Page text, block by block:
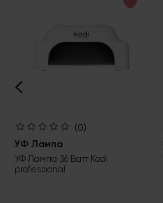
(0)
УФ Лампа
УФ Лампа 36 Ватт Kodi
professional